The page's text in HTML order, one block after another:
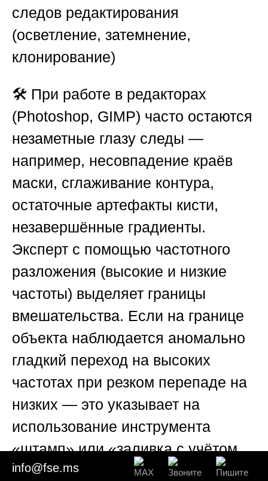
следов редактирования
(осветление, затемнение,
клонирование)
🛠️ При работе в редакторах
(Photoshop, GIMP) часто остаются
незаметные глазу следы —
например, несовпадение краёв
маски, сглаживание контура,
остаточные артефакты кисти,
незавершённые градиенты.
Эксперт с помощью частотного
разложения (высокие и низкие
частоты) выделяет границы
вмешательства. Если на границе
объекта наблюдается аномально
гладкий переход на высоких
частотах при резком перепаде на
низких — это указывает на
использование инструмента
«штамп» или «заливка с учётом
содержимого».
info@fse.ms